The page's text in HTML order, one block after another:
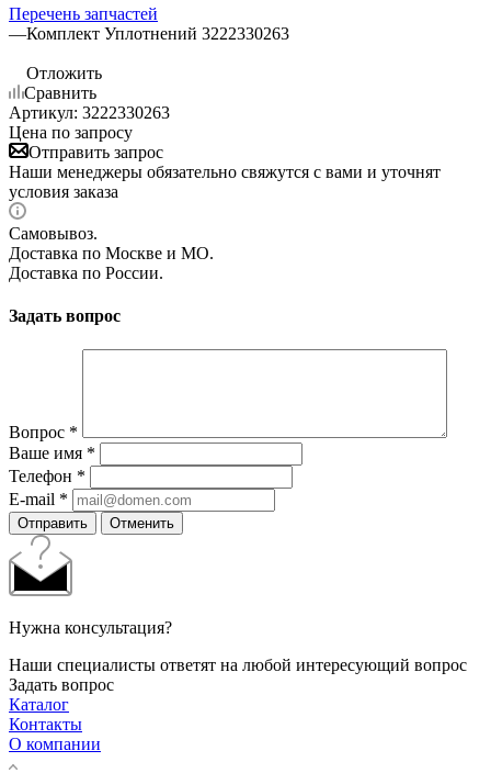
Перечень запчастей
—Комплект Уплотнений 3222330263
Отложить
Сравнить
Артикул: 3222330263
Цена по запросу
Отправить запрос
Наши менеджеры обязательно свяжутся с вами и уточнят
условия заказа
Самовывоз.
Доставка по Москве и МО.
Доставка по России.
Задать вопрос
Вопрос *
Ваше имя *
Телефон *
E-mail *
Отправить Отменить
Нужна консультация?
Наши специалисты ответят на любой интересующий вопрос
Задать вопрос
Каталог
Контакты
О компании